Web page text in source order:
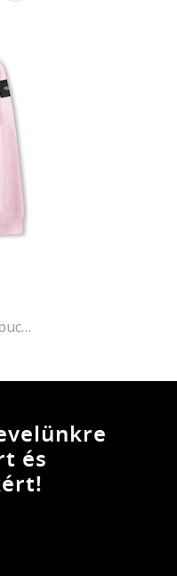
Cipzáros pamutpulóver kapucnival, Pasztellrózsaszín
és